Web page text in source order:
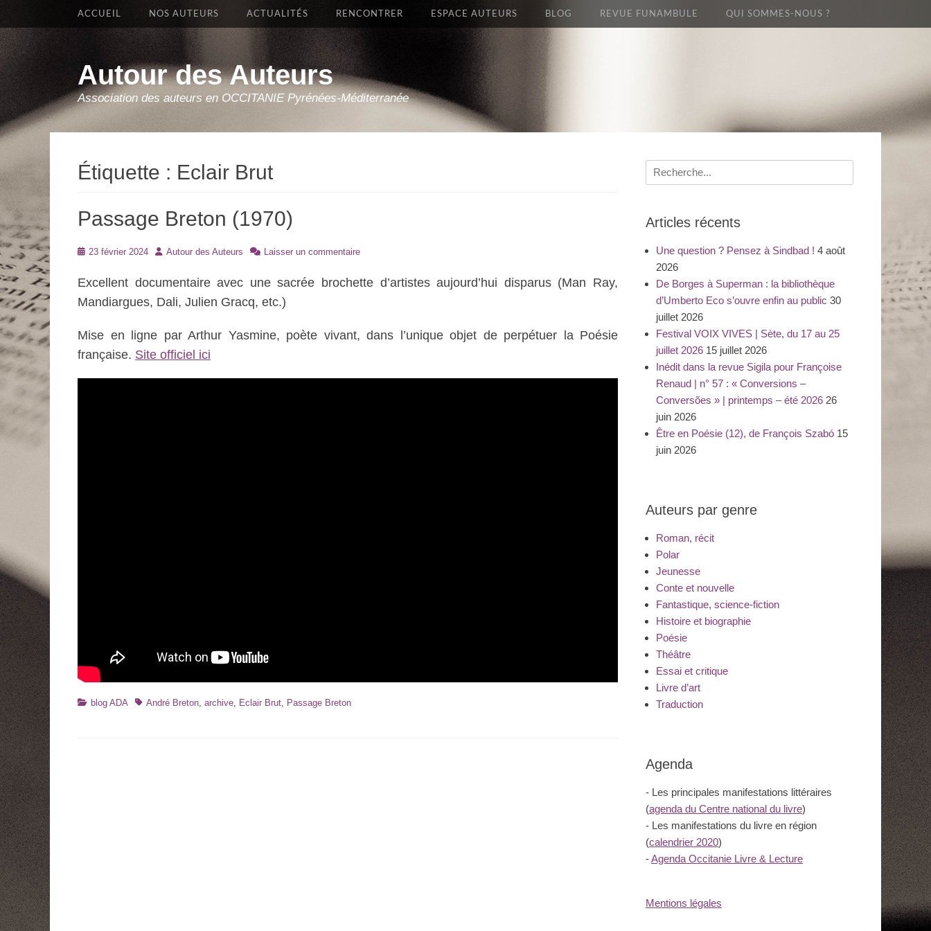
Autour des Auteurs
Association des auteurs en OCCITANIE Pyrénées-Méditerranée
Premier Menu
Aller
ACCUEIL NOS AUTEURS ACTUALITÉS RENCONTRER ESPACE AUTEURS BLOG REVUE FUNAMBULE QUI SOMMES-NOUS ?
Étiquette : Eclair Brut
Passage Breton (1970)
Posté23 février 2024 Auteur
Autour des Auteurs Laisser un commentaire
Excellent documentaire avec une sacrée brochette d’artistes aujourd’hui disparus (Man Ray,
Mandiargues, Dali, Julien Gracq, etc.)
Mise en ligne par Arthur Yasmine, poète vivant, dans l’unique objet de perpétuer la Poésie
française. Site officiel ici
Catégories
blog ADA TagsAndré Breton archive Eclair Brut Passage Breton
Recherche
pour
Articles récents
Une question ? Pensez à Sindbad ! 4 août
2026
De Borges à Superman : la bibliothèque
d’Umberto Eco s’ouvre enfin au public 30
juillet 2026
Festival VOIX VIVES | Sète, du 17 au 25
juillet 2026 15 juillet 2026
Inédit dans la revue Sigila pour Françoise
Renaud | n° 57 : « Conversions –
Conversões » | printemps – été 2026 26
juin 2026
Être en Poésie (12), de François Szabó 15
juin 2026
Auteurs par genre
Roman, récit
Polar
Jeunesse
Conte et nouvelle
Fantastique, science-fiction
Histoire et biographie
Poésie
Théâtre
Essai et critique
Livre d’art
Traduction
Agenda
- Les principales manifestations littéraires
(agenda du Centre national du livre)
- Les manifestations du livre en région
(calendrier 2020)
-Agenda Occitanie Livre & Lecture
Mentions légales